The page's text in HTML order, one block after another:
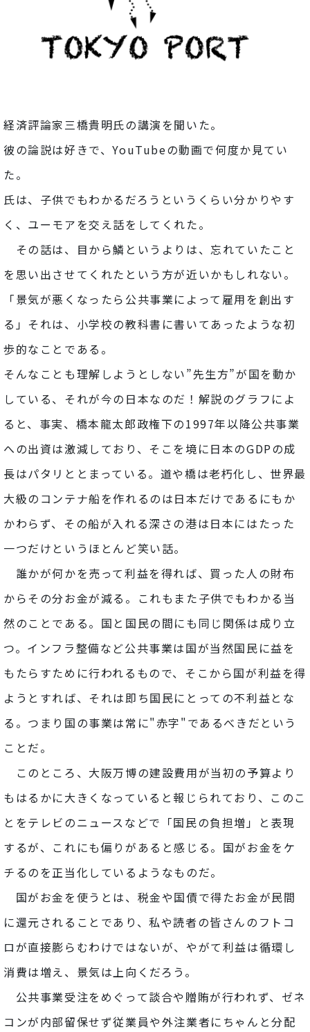
経済評論家三橋貴明氏の講演を聞いた。
彼の論説は好きで、YouTubeの動画で何度か見てい
た。
氏は、子供でもわかるだろうというくらい分かりやす
く、ユーモアを交え話をしてくれた。
その話は、目から鱗というよりは、忘れていたこと
を思い出させてくれたという方が近いかもしれない。
「景気が悪くなったら公共事業によって雇用を創出す
る」それは、小学校の教科書に書いてあったような初
歩的なことである。
そんなことも理解しようとしない”先生方”が国を動か
している、それが今の日本なのだ！解説のグラフによ
ると、事実、橋本龍太郎政権下の1997年以降公共事業
への出資は激減しており、そこを境に日本のGDPの成
長はパタリととまっている。道や橋は老朽化し、世界最
大級のコンテナ船を作れるのは日本だけであるにもか
かわらず、その船が入れる深さの港は日本にはたった
一つだけというほとんど笑い話。
誰かが何かを売って利益を得れば、買った人の財布
からその分お金が減る。これもまた子供でもわかる当
然のことである。国と国民の間にも同じ関係は成り立
つ。インフラ整備など公共事業は国が当然国民に益を
もたらすために行われるもので、そこから国が利益を得
ようとすれば、それは即ち国民にとっての不利益とな
る。つまり国の事業は常に"赤字"であるべきだという
ことだ。
このところ、大阪万博の建設費用が当初の予算より
もはるかに大きくなっていると報じられており、このこ
とをテレビのニュースなどで「国民の負担増」と表現
するが、これにも偏りがあると感じる。国がお金をケ
チるのを正当化しているようなものだ。
国がお金を使うとは、税金や国債で得たお金が民間
に還元されることであり、私や読者の皆さんのフトコ
ロが直接膨らむわけではないが、やがて利益は循環し
消費は増え、景気は上向くだろう。
公共事業受注をめぐって談合や贈賄が行われず、ゼネ
コンが内部留保せず従業員や外注業者にちゃんと分配